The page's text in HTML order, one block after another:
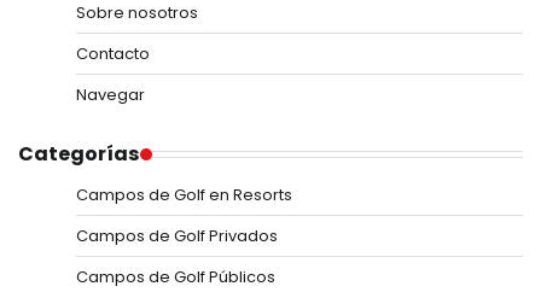
Sobre nosotros
Contacto
Navegar
Categorías
Campos de Golf en Resorts
Campos de Golf Privados
Campos de Golf Públicos